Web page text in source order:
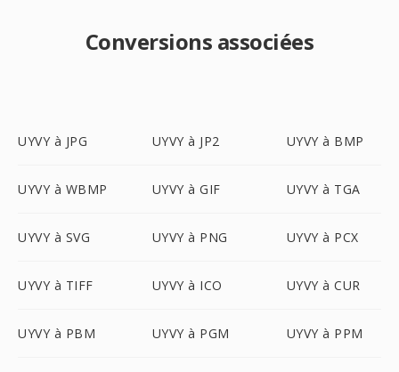
Conversions associées
UYVY à JPG UYVY à JP2 UYVY à BMP
UYVY à WBMP UYVY à GIF UYVY à TGA
UYVY à SVG UYVY à PNG UYVY à PCX
UYVY à TIFF UYVY à ICO UYVY à CUR
UYVY à PBM UYVY à PGM UYVY à PPM